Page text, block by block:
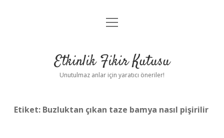
Anasayfa
Yasal Uyarı
menüyü
Etkinlik Fikir Kutusu
Unutulmaz anlar için yaratıcı öneriler!
Etiket: Buzluktan çıkan taze bamya nasıl pişirilir